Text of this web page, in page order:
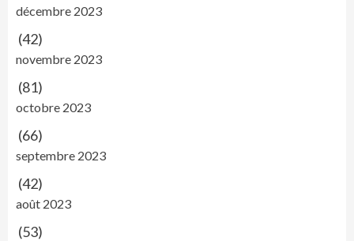
décembre 2023
(42)
novembre 2023
(81)
octobre 2023
(66)
septembre 2023
(42)
août 2023
(53)